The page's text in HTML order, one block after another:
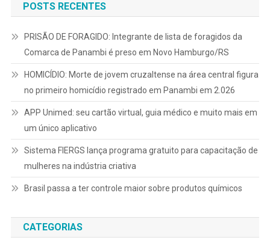
POSTS RECENTES
PRISÃO DE FORAGIDO: Integrante de lista de foragidos da
Comarca de Panambi é preso em Novo Hamburgo/RS
HOMICÍDIO: Morte de jovem cruzaltense na área central figura
no primeiro homicídio registrado em Panambi em 2.026
APP Unimed: seu cartão virtual, guia médico e muito mais em
um único aplicativo
Sistema FIERGS lança programa gratuito para capacitação de
mulheres na indústria criativa
Brasil passa a ter controle maior sobre produtos químicos
CATEGORIAS